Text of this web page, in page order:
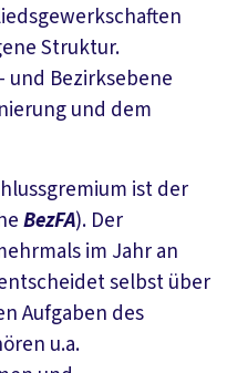
Struktur.
und Bezirksebene
und dem
ist der
BezFA). Der
im Jahr an
selbst über
Aufgaben des
u.a.